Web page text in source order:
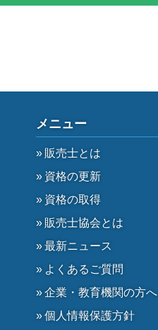
メニュー
販売士とは
資格の更新
資格の取得
販売士協会とは
最新ニュース
よくあるご質問
企業・教育機関の方へ
個人情報保護方針